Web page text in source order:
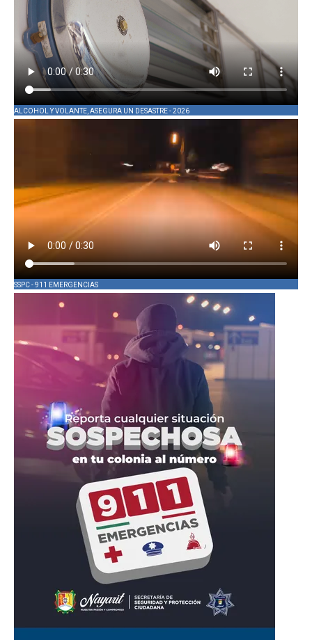
ALCOHOL Y VOLANTE, ASEGURA UN DESASTRE - 2026
SSPC - 911 EMERGENCIAS